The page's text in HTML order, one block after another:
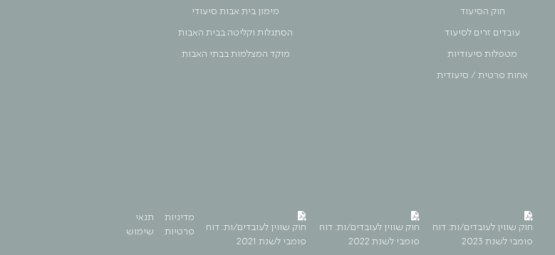
חוק הסיעוד
עובדים זרים לסיעוד
מטפלות סיעודיות
אחות פרטית / סיעודית
מימון בית אבות סיעודי
הסתגלות וקליטה בבית האבות
מוקד המצלמות בבתי האבות
חוק שווין לעובדים/ות: דוח
פומבי לשנת 2023
חוק שווין לעובדים/ות: דוח
פומבי לשנת 2022
חוק שווין לעובדים/ות: דוח
פומבי לשנת 2021
מדיניות
פרטיות
תנאי
שימוש